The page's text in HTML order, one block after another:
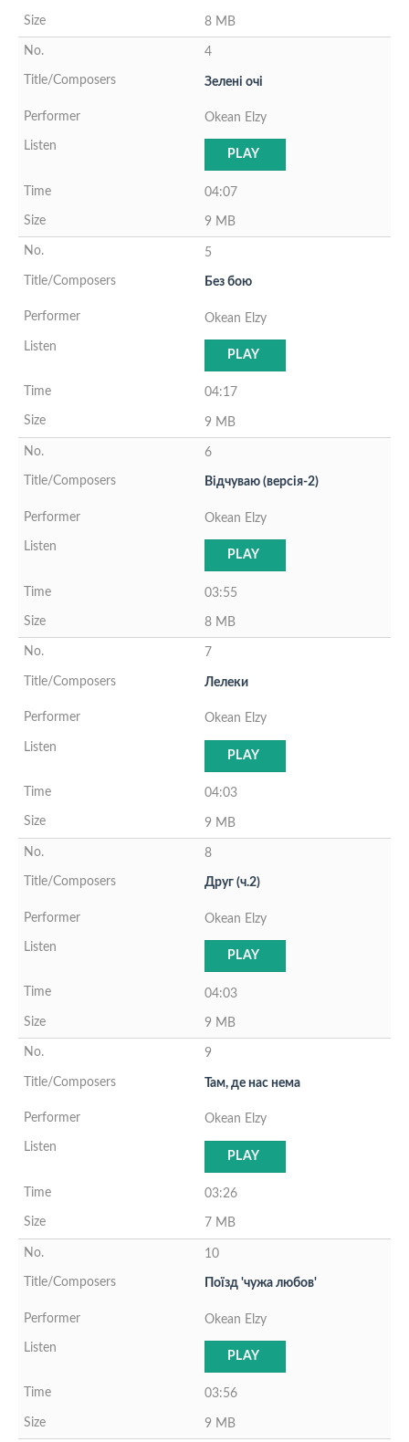
8 MB
4
Зеленi очi
Okean Elzy
PLAY
04:07
9 MB
5
Без бою
Okean Elzy
PLAY
04:17
9 MB
6
Вiдчуваю (версiя-2)
Okean Elzy
PLAY
03:55
8 MB
7
Лелеки
Okean Elzy
PLAY
04:03
9 MB
8
Друг (ч.2)
Okean Elzy
PLAY
04:03
9 MB
9
Там, де нас нема
Okean Elzy
PLAY
03:26
7 MB
10
Поїзд 'чужа любов'
Okean Elzy
PLAY
03:56
9 MB